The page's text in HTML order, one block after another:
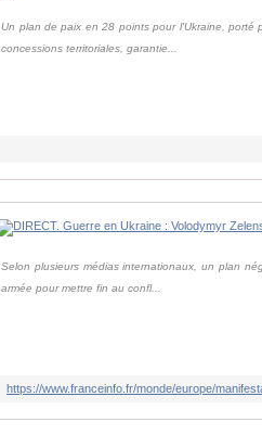
Un plan de paix en 28 points pour l'Ukraine, porté
concessions territoriales, garantie...
Selon plusieurs médias internationaux, un plan
armée pour mettre fin au confl...